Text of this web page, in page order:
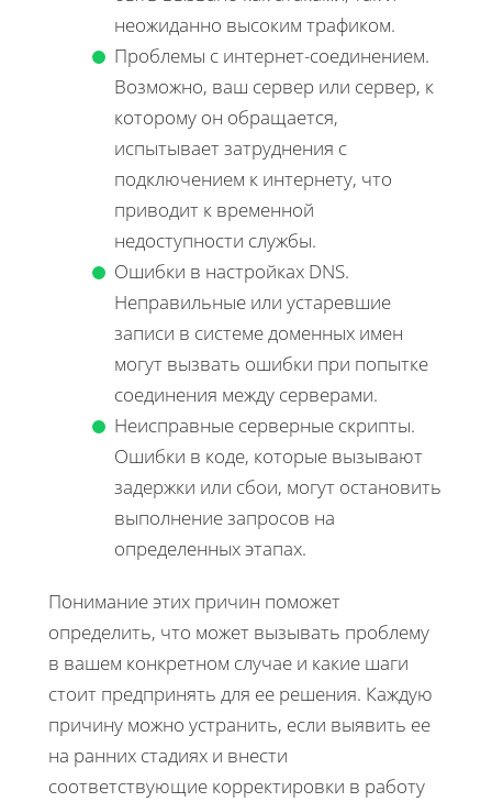
неожиданно высоким трафиком.
Проблемы с интернет-соединением.
Возможно, ваш сервер или сервер, к
которому он обращается,
испытывает затруднения с
подключением к интернету, что
приводит к временной
недоступности службы.
Ошибки в настройках DNS.
Неправильные или устаревшие
записи в системе доменных имен
могут вызвать ошибки при попытке
соединения между серверами.
Неисправные серверные скрипты.
Ошибки в коде, которые вызывают
задержки или сбои, могут остановить
выполнение запросов на
определенных этапах.
Понимание этих причин поможет
определить, что может вызывать проблему
в вашем конкретном случае и какие шаги
стоит предпринять для ее решения. Каждую
причину можно устранить, если выявить ее
на ранних стадиях и внести
соответствующие корректировки в работу